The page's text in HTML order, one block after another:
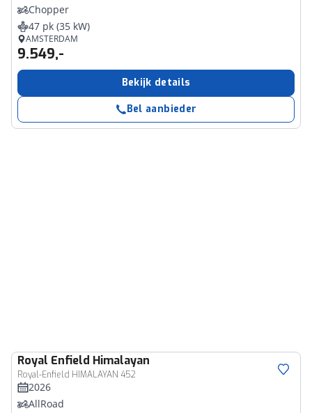
Chopper
47 pk (35 kW)
AMSTERDAM
9.549,-
Bekijk details
Bel aanbieder
Royal Enfield Himalayan
Royal-Enfield HIMALAYAN 452
2026
AllRoad